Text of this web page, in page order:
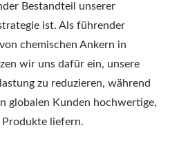
Bestandteil unserer
ist. Als führender
chemischen Ankern in
wir uns dafür ein, unsere
zu reduzieren, während
globalen Kunden hochwertige,
liefern.